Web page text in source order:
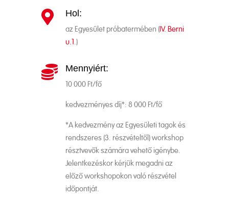
 Hol:
az Egyesület próbatermében (IV. Berni
u.1.)
 Mennyiért:
10 000 Ft/fő
kedvezményes díj*: 8 000 Ft/fő
*A kedvezmény az Egyesületi tagok és
rendszeres (3. részvételtől) workshop
résztvevők számára vehető igénybe.
Jelentkezéskor kérjük megadni az
előző workshopokon való részvétel
időpontját.